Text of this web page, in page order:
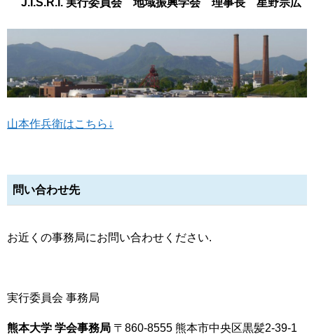
J.I.S.R.I. 実行委員会 地域振興学会 理事長 星野宗広
山本作兵衛はこちら↓
問い合わせ先
お近くの事務局にお問い合わせください.
実行委員会 事務局
熊本大学 学会事務局 〒860-8555 熊本市中央区黒髪2-39-1